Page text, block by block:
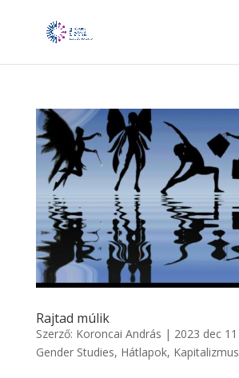
Rajtad múlik
Szerző: Koroncai András | 2023 dec 11
Gender Studies, Hátlapok, Kapitalizmus